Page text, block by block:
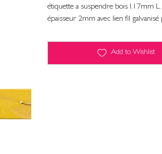
étiquette a suspendre bois l.17mm
épaisseur 2mm avec lien fil
Add to Wishlist